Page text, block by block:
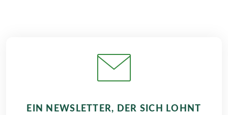
EIN NEWSLETTER, DER SICH LOHNT